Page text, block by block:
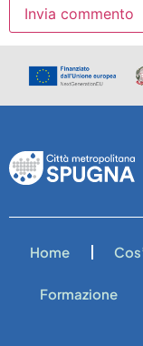
Home
Formazione